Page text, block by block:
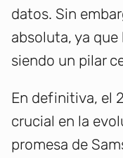
datos. Sin
absoluta, ya
siendo un pilar
En definitiva, el
crucial en la
promesa de